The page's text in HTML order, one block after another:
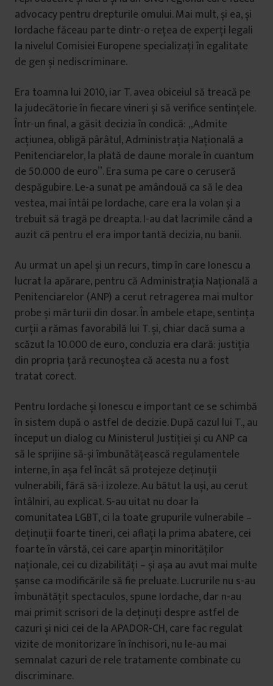
advocacy pentru drepturile omului. Mai mult, și ea, și
Iordache făceau parte dintr-o rețea de experți legali
la nivelul Comisiei Europene specializați în egalitate
de gen și nediscriminare.
Era toamna lui 2010, iar T. avea obiceiul să treacă pe
la judecătorie în fiecare vineri și să verifice sentințele.
Într-un final, a găsit decizia în condică: „Admite
acțiunea, obligă pârâtul, Administrația Națională a
Penitenciarelor, la plată de daune morale în cuantum
de 50.000 de euro”. Era suma pe care o ceruseră
despăgubire. Le-a sunat pe amândouă ca să le dea
vestea, mai întâi pe Iordache, care era la volan și a
trebuit să tragă pe dreapta. I-au dat lacrimile când a
auzit că pentru el era importantă decizia, nu banii.
Au urmat un apel și un recurs, timp în care Ionescu a
lucrat la apărare, pentru că Administrația Națională a
Penitenciarelor (ANP) a cerut retragerea mai multor
probe și mărturii din dosar. În ambele etape, sentința
curții a rămas favorabilă lui T. și, chiar dacă suma a
scăzut la 10.000 de euro, concluzia era clară: justiția
din propria țară recunoștea că acesta nu a fost
tratat corect.
Pentru Iordache și Ionescu e important ce se schimbă
în sistem după o astfel de decizie. După cazul lui T., au
început un dialog cu Ministerul Justiției și cu ANP ca
să le sprijine să-și îmbunătățească regulamentele
interne, în așa fel încât să protejeze deținuții
vulnerabili, fără să-i izoleze. Au bătut la uși, au cerut
întâlniri, au explicat. S-au uitat nu doar la
comunitatea LGBT, ci la toate grupurile vulnerabile –
deținuții foarte tineri, cei aflați la prima abatere, cei
foarte în vârstă, cei care aparțin minorităților
naționale, cei cu dizabilități – și așa au avut mai multe
șanse ca modificările să fie preluate. Lucrurile nu s-au
îmbunătățit spectaculos, spune Iordache, dar n-au
mai primit scrisori de la deținuți despre astfel de
cazuri și nici cei de la APADOR-CH, care fac regulat
vizite de monitorizare în închisori, nu le-au mai
semnalat cazuri de rele tratamente combinate cu
discriminare.